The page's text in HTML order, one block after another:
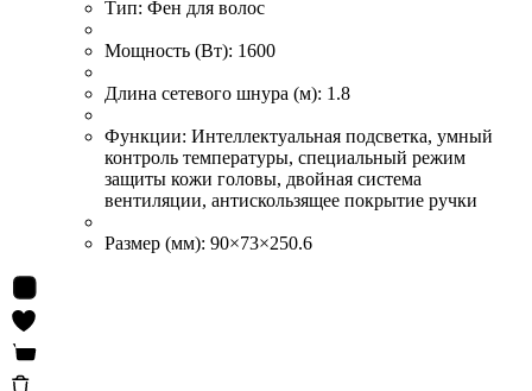
Тип: Фен для волос
Мощность (Вт): 1600
Длина сетевого шнура (м): 1.8
Функции: Интеллектуальная подсветка, умный
контроль температуры, специальный режим
защиты кожи головы, двойная система
вентиляции, антискользящее покрытие ручки
Размер (мм): 90×73×250.6